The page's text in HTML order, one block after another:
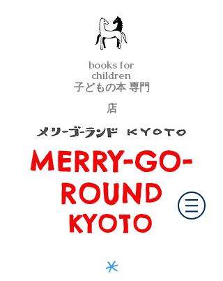
子どもの本 専門
店
books for
children
メリーゴーランド京都
MERRY-GO-
ROUND
KYOTO
*